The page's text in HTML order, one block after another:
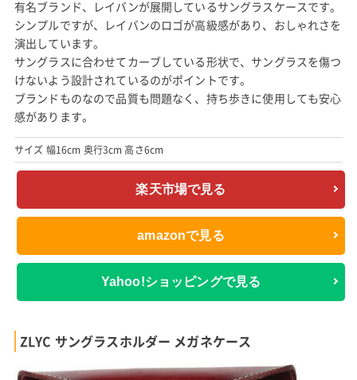
有名ブランド、レイバンが展開しているサングラスケースです。
シンプルですが、レイバンのロゴが高級感があり、おしゃれさを
演出しています。
サングラスに合わせてカーブしている形状で、サングラスを傷つ
けないよう設計されているのがポイントです。
ブランドものなので品質も問題なく、持ち歩きに使用しても安心
感があります。
サイズ 幅16cm 奥行3cm 高さ6cm
楽天市場で見る
amazonで見る
Yahoo!ショッピングで見る
ZLYC サングラスホルダー メガネケース